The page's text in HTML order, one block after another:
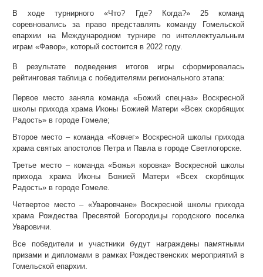
В ходе турнирного «Что? Где? Когда?» 25 команд
соревновались за право представлять команду Гомельской
епархии на Международном турнире по интеллектуальным
играм «Фавор», который состоится в 2022 году.
В результате подведения итогов игры сформировалась
рейтинговая таблица с победителями регионального этапа:
Первое место заняла команда «Божий спецназ» Воскресной
школы прихода храма Иконы Божией Матери «Всех скорбящих
Радость» в городе Гомеле;
Второе место – команда «Ковчег» Воскресной школы прихода
храма святых апостолов Петра и Павла в городе Светлогорске.
Третье место – команда «Божья коровка» Воскресной школы
прихода храма Иконы Божией Матери «Всех скорбящих
Радость» в городе Гомеле.
Четвертое место – «Уваровчане» Воскресной школы прихода
храма Рождества Пресвятой Богородицы городского поселка
Уваровичи.
Все победители и участники будут награждены памятными
призами и дипломами в рамках Рождественских мероприятий в
Гомельской епархии.